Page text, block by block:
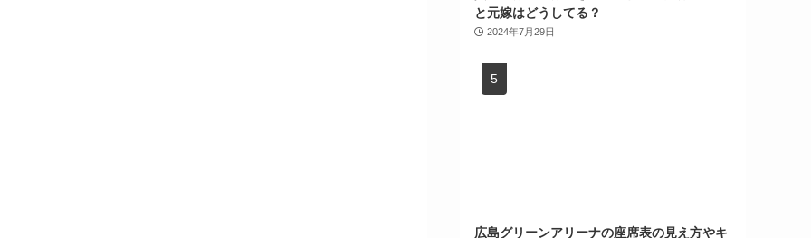
と元嫁はどうしてる？
2024年7月29日
広島グリーンアリーナの座席表の見え方やキ